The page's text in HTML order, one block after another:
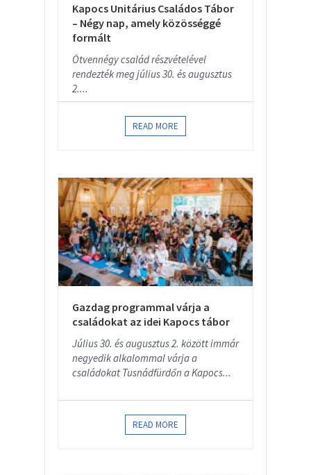
Kapocs Unitárius Családos Tábor
– Négy nap, amely közösséggé
formált
Ötvennégy család részvételével
rendezték meg július 30. és augusztus
2....
READ MORE
Gazdag programmal várja a
családokat az idei Kapocs tábor
Július 30. és augusztus 2. között immár
negyedik alkalommal várja a
családokat Tusnádfürdőn a Kapocs...
READ MORE